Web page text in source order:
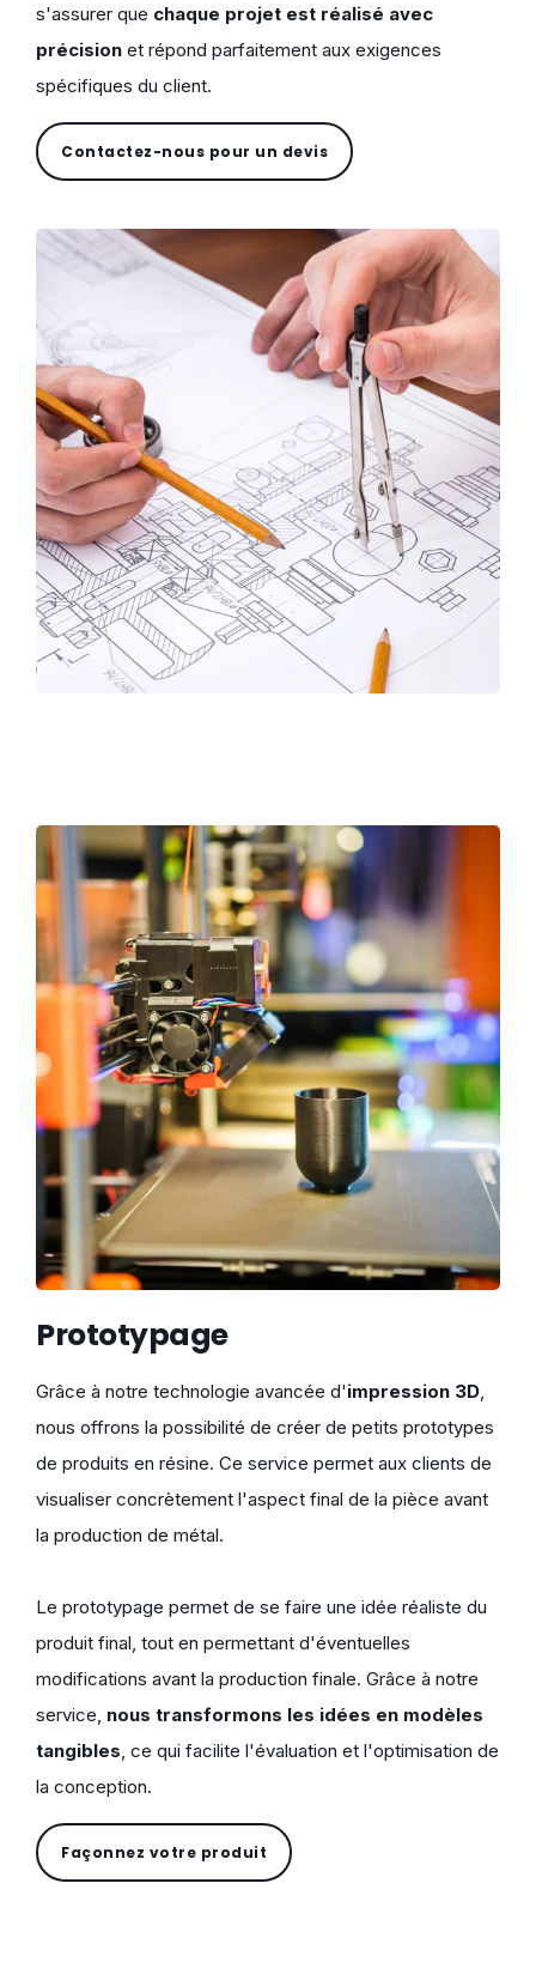
s'assurer que chaque projet est réalisé avec
précision et répond parfaitement aux exigences
spécifiques du client.
Contactez-nous pour un devis
Prototypage
Grâce à notre technologie avancée d'impression 3D
nous offrons la possibilité de créer de petits prototypes
de produits en résine. Ce service permet aux clients de
visualiser concrètement l'aspect final de la pièce avant
la production de métal.
Le prototypage permet de se faire une idée réaliste du
produit final, tout en permettant d'éventuelles
modifications avant la production finale. Grâce à notre
service, nous transformons les idées en modèles
tangibles , ce qui facilite l'évaluation et l'optimisation de
la conception.
Façonnez votre produit